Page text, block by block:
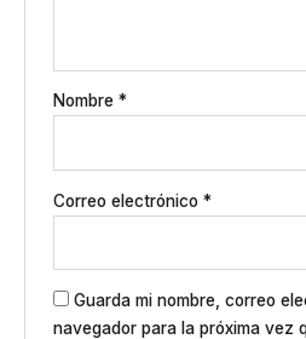
Nombre *
Correo electrónico *
Guarda mi nombre, correo
navegador para la próxima vez